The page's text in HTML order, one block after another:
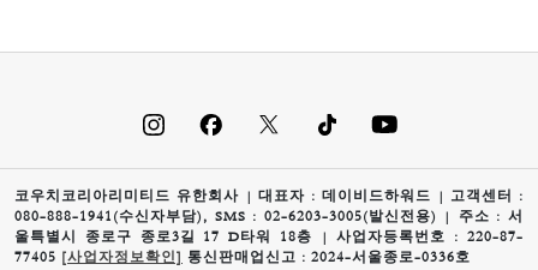
코우치코리아리미티드 유한회사 | 대표자 : 데이비드하워드 | 고객센터 :
080-888-1941(수신자부담), SMS : 02-6203-3005(발신전용) | 주소 : 서
울특별시 종로구 종로3길 17 D타워 18층 | 사업자등록번호 : 220-87-
77405
[사업자정보확인] 통신판매업신고 : 2024-서울종로-0336호